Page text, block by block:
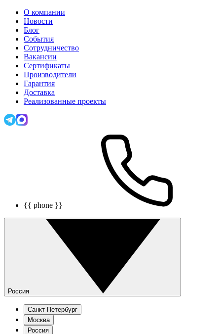
О компании
Новости
Блог
События
Сотрудничество
Вакансии
Сертификаты
Производители
Гарантия
Доставка
Реализованные проекты
{{ phone }}
Россия
Санкт-Петербург
Москва
Россия